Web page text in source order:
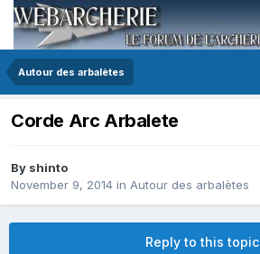
Autour des arbalètes
Corde Arc Arbalete
By shinto
November 9, 2014 in Autour des arbalètes
Reply to this topic